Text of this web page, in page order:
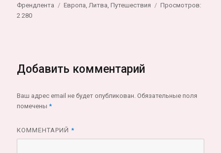
Френдлента
Метки
Европа Литва ,Путешествия
Просмотров:
2 280
Добавить комментарий
Ваш адрес email не будет опубликован. Обязательные поля
помечены*
КОММЕНТАРИЙ*